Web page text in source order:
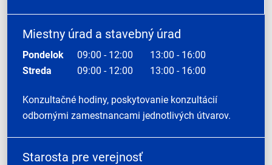
Miestny úrad a stavebný úrad
Pondelok 09:00 - 12:00
13:00 - 16:00
Streda
09:00 - 12:00 13:00 - 16:00
Konzultačné hodiny, poskytovanie konzultácií
odbornými zamestnancami jednotlivých útvarov.
Starosta pre verejnosť